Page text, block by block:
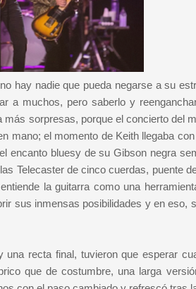
hay nadie que pueda negarse a su
a muchos, pero saberlo y
sorpresas, porque el concierto del
mano; el momento de Keith llegaba
encanto bluesy de su Gibson negra
Telecaster de cinco cuerdas, puente
la guitarra como una
sus inmensas posibilidades y en eso,
recta final, tuvieron que esperar
que de costumbre, una larga